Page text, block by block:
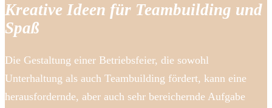
Kreative Ideen für Teambuilding und
Spaß
Die Gestaltung einer Betriebsfeier, die sowohl
Unterhaltung als auch Teambuilding fördert, kann eine
herausfordernde, aber auch sehr bereichernde Aufgabe